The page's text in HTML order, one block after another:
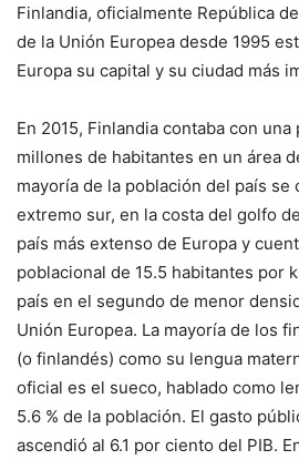
Finlandia, oficialmente República
de la Unión Europea desde 1995
Europa su capital y su ciudad más
En 2015, Finlandia contaba con
millones de habitantes en un área
mayoría de la población del país se
extremo sur, en la costa del golfo
país más extenso de Europa y
poblacional de 15.5 habitantes por
país en el segundo de menor
Unión Europea. La mayoría de los
(o finlandés) como su lengua
oficial es el sueco, hablado como
5.6 % de la población. El gasto
ascendió al 6.1 por ciento del PIB.